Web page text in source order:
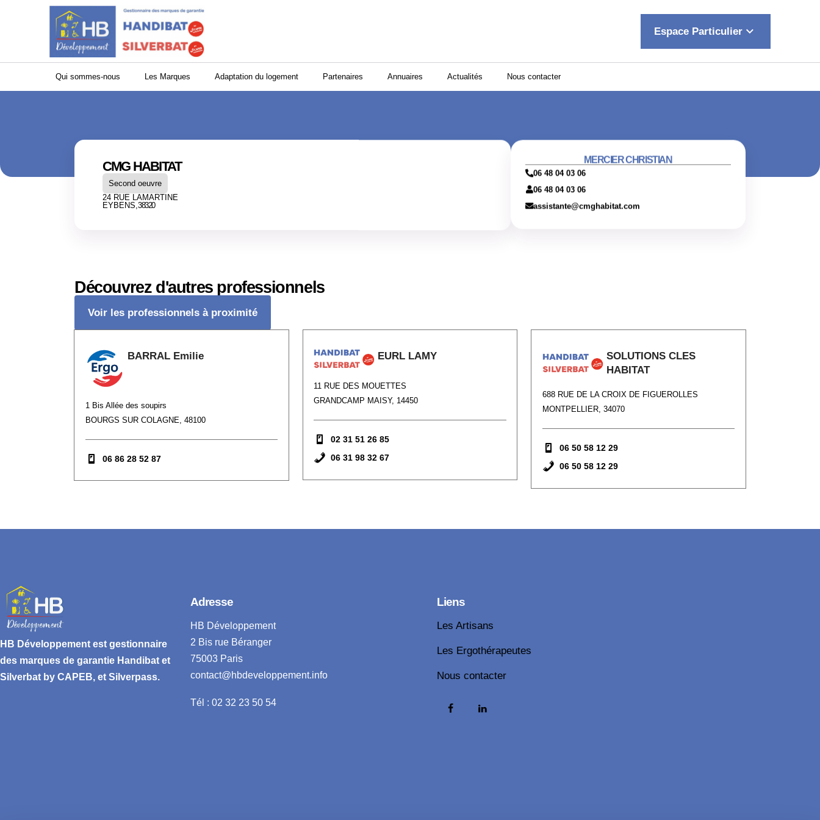
Panneau de gestion des cookies
Espace Particulier keyboard_arrow_down
Qui sommes-nous Les Marques Adaptation du logement Partenaires Annuaires Actualités Nous contacter
CMG HABITAT
Second oeuvre
24 RUE LAMARTINE
EYBENS,38320
MERCIER CHRISTIAN
06 48 04 03 06
06 48 04 03 06
assistante@cmghabitat.com
Découvrez d'autres professionnels
Voir les professionnels à proximité
BARRAL Emilie
1 Bis Allée des soupirs
BOURGS SUR COLAGNE, 48100
06 86 28 52 87
EURL LAMY
11 RUE DES MOUETTES
GRANDCAMP MAISY, 14450
02 31 51 26 85
06 31 98 32 67
SOLUTIONS CLES
HABITAT
688 RUE DE LA CROIX DE FIGUEROLLES
MONTPELLIER, 34070
06 50 58 12 29
06 50 58 12 29
HB Développement est gestionnaire
des marques de garantie Handibat et
Silverbat by CAPEB, et Silverpass.
Adresse
HB Développement
2 Bis rue Béranger
75003 Paris
contact@hbdeveloppement.info
Tél : 02 32 23 50 54
Liens
Les Artisans
Les Ergothérapeutes
Nous contacter